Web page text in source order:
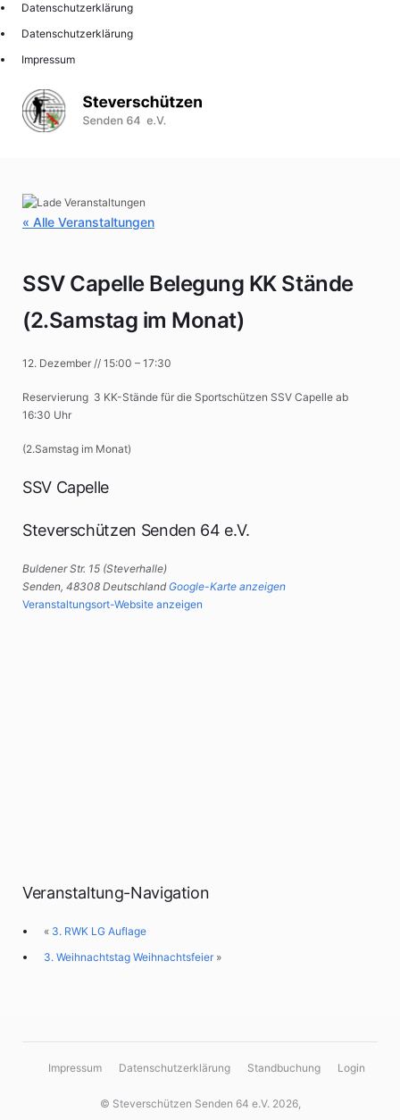
Datenschutzerklärung
Datenschutzerklärung
Impressum
« Alle Veranstaltungen
SSV Capelle Belegung KK Stände
(2.Samstag im Monat)
12. Dezember // 15:00 – 17:30
Reservierung 3 KK-Stände für die Sportschützen SSV Capelle ab
16:30 Uhr
(2.Samstag im Monat)
SSV Capelle
Steverschützen Senden 64 e.V.
Buldener Str. 15 (Steverhalle)
Senden, 48308 Deutschland Google-Karte anzeigen
Veranstaltungsort-Website anzeigen
Veranstaltung-Navigation
«3. RWK LG Auflage
3. Weihnachtstag Weihnachtsfeier »
Impressum Datenschutzerklärung Standbuchung Login
© Steverschützen Senden 64 e.V. 2026,